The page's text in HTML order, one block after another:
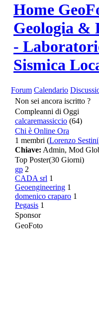
Home
Geologia &
-
Sismica
Forum Calendario
Non sei ancora iscritto ?
Compleanni di Oggi
calcaremassiccio (64)
Chi è Online Ora
1 membri (Lorenzo Sestini
Chiave: Admin, Mod
Top Poster(30 Giorni)
gp 2
CADA srl 1
Geoengineering 1
domenico craparo 1
Pegasis 1
Sponsor
GeoFoto